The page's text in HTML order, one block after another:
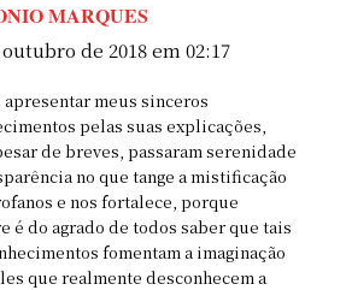
MARQUES
de 2018 em 02:17
meus sinceros
pelas suas explicações,
de breves, passaram serenidade
no que tange a mistificação
e nos fortalece, porque
é do agrado de todos saber que tais
fomentam a imaginação
que realmente desconhecem a